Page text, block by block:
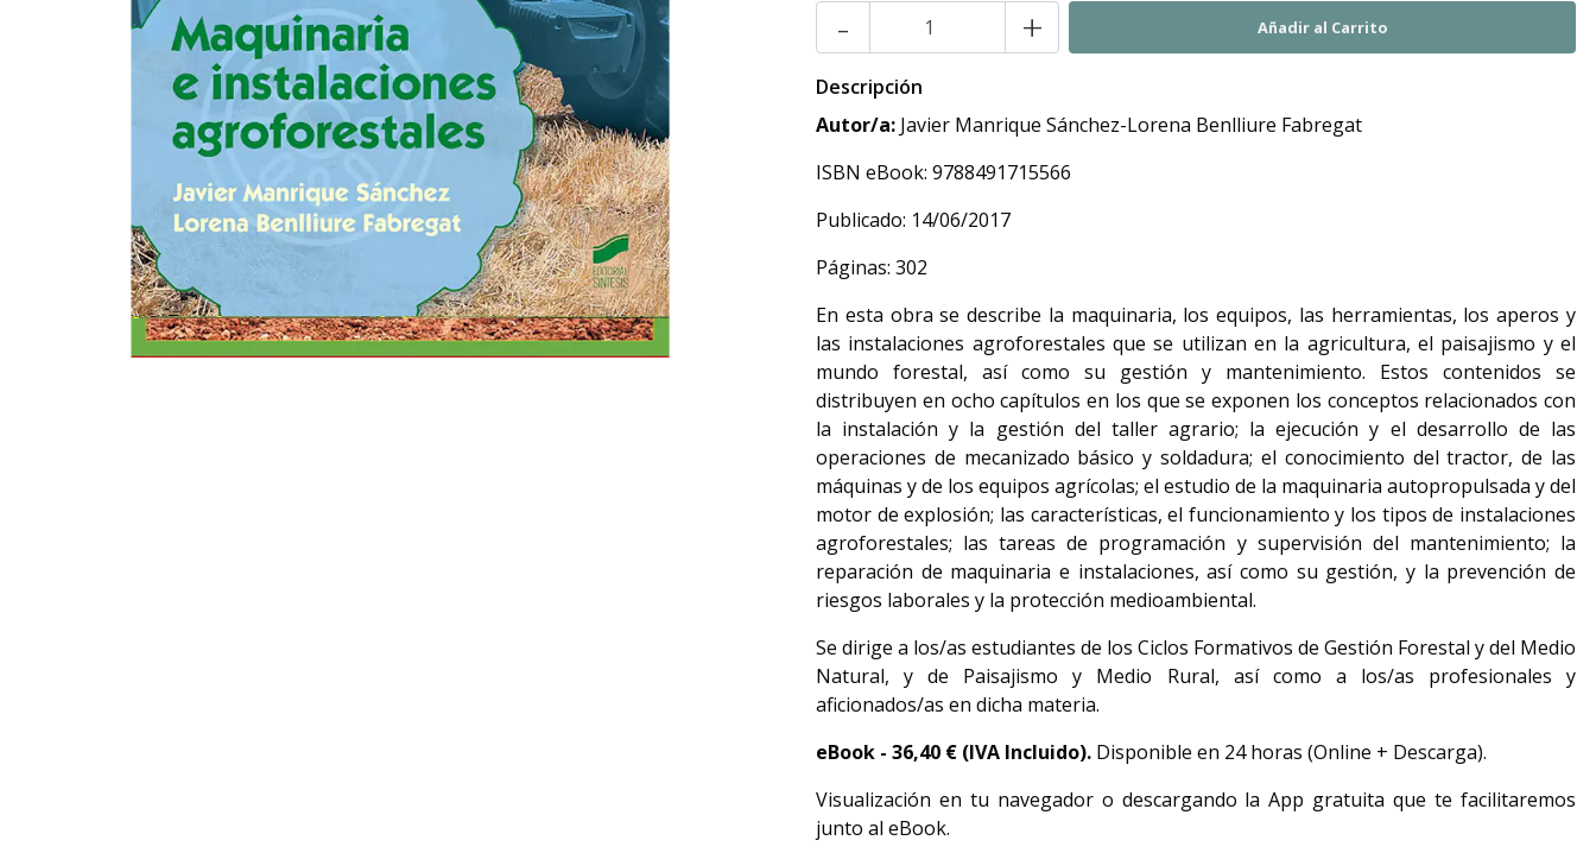
- +
Descripción
Autor/a: Javier Manrique Sánchez-Lorena Benlliure Fabregat
ISBN eBook: 9788491715566
Publicado: 14/06/2017
Páginas: 302
En esta obra se describe la maquinaria, los equipos, las herramientas, los aperos y
las instalaciones agroforestales que se utilizan en la agricultura, el paisajismo y el
mundo forestal, así como su gestión y mantenimiento. Estos contenidos se
distribuyen en ocho capítulos en los que se exponen los conceptos relacionados con
la instalación y la gestión del taller agrario; la ejecución y el desarrollo de las
operaciones de mecanizado básico y soldadura; el conocimiento del tractor, de las
máquinas y de los equipos agrícolas; el estudio de la maquinaria autopropulsada y del
motor de explosión; las características, el funcionamiento y los tipos de instalaciones
agroforestales; las tareas de programación y supervisión del mantenimiento; la
reparación de maquinaria e instalaciones, así como su gestión, y la prevención de
riesgos laborales y la protección medioambiental.
Se dirige a los/as estudiantes de los Ciclos Formativos de Gestión Forestal y del Medio
Natural, y de Paisajismo y Medio Rural, así como a los/as profesionales y
aficionados/as en dicha materia.
eBook - 36,40 € (IVA Incluido). Disponible en 24 horas (Online + Descarga).
Visualización en tu navegador o descargando la App gratuita que te facilitaremos
junto al eBook.